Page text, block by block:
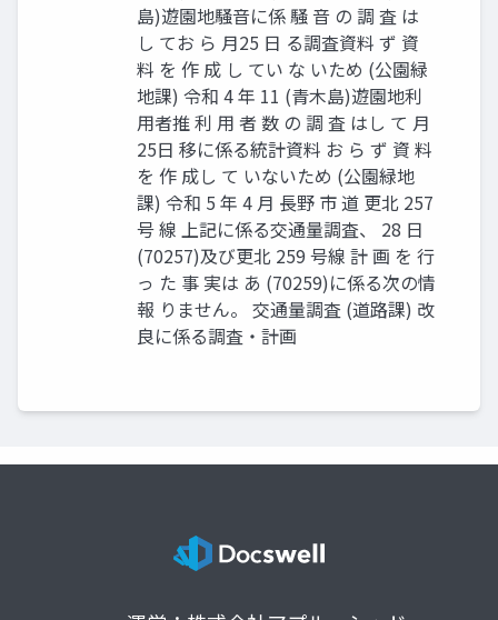
島)遊園地騒音に係 騒 音 の 調 査 は
し てお ら 月25 日 る調査資料 ず 資
料 を 作 成 し てい な いため (公園緑
地課) 令和 4 年 11 (青木島)遊園地利
用者推 利 用 者 数 の 調 査 はし て 月
25日 移に係る統計資料 お ら ず 資 料
を 作 成し て いないため (公園緑地
課) 令和 5 年 4 月 長野 市 道 更北 257
号 線 上記に係る交通量調査、 28 日
(70257)及び更北 259 号線 計 画 を 行
っ た 事 実は あ (70259)に係る次の情
報 りません。 交通量調査 (道路課) 改
良に係る調査・計画